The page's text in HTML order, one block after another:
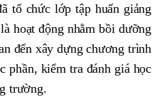
tổ chức lớp tập huấn giảng
hoạt động nhằm bồi dưỡng
đến xây dựng chương trình
phần, kiểm tra đánh giá học
trường.